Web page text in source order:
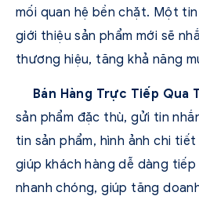
mối quan hệ bền chặt. Một
giới thiệu sản phẩm mới sẽ
thương hiệu, tăng khả năng
Bán Hàng Trực Tiếp Qua
sản phẩm đặc thù, gửi tin
tin sản phẩm, hình ảnh chi tiết
giúp khách hàng dễ dàng
nhanh chóng, giúp tăng